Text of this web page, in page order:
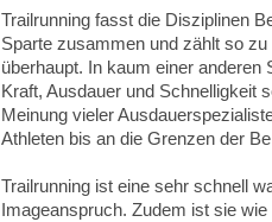
Trailrunning fasst die Disziplinen
Sparte zusammen und zählt so
überhaupt. In kaum einer
Kraft, Ausdauer und Schnelligkeit
Meinung vieler
Athleten bis an die Grenzen der
Trailrunning ist eine sehr schnell
Imageanspruch. Zudem ist sie